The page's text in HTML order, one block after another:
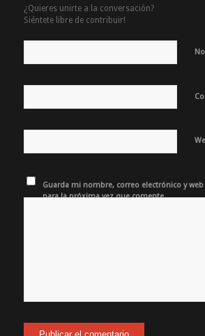
¿Quieres unirte a la conversación?
Siéntete libre de contribuir!
Guarda mi nombre, correo electrónico y
para la próxima vez que comente.